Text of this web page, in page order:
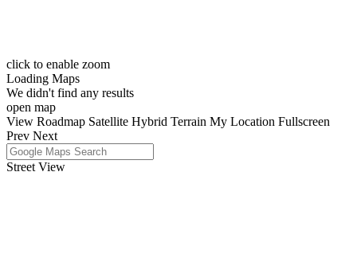
click to enable zoom
Loading Maps
We didn't find any results
open map
View Roadmap Satellite Hybrid Terrain My Location Fullscreen
Prev Next
Street View